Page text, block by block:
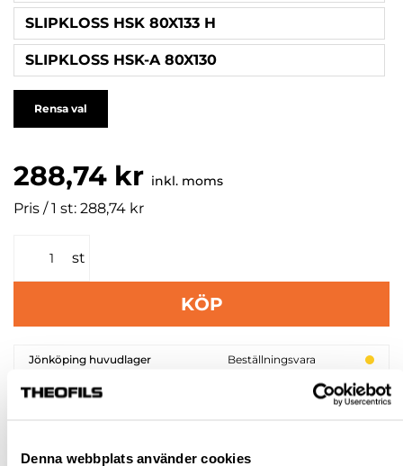
Denna webbplats använder cookies
SLIPKLOSS HSK 80X133 H
SLIPKLOSS HSK-A 80X130
Rensa val
288,74 kr inkl. moms
Pris / 1 st: 288,74 kr
st
KÖP
Jönköping huvudlager Beställningsvara
Jönköping butik